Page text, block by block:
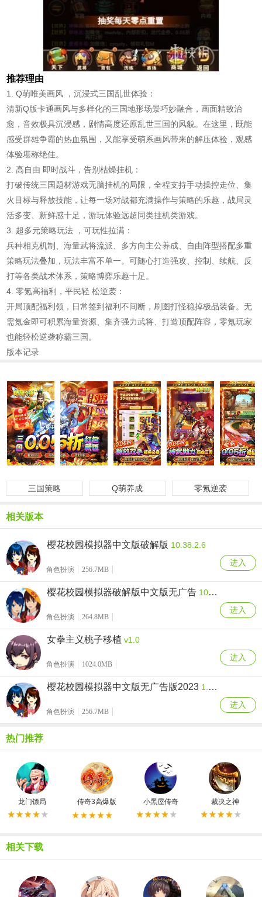
推荐理由
1. Q萌唯美画风 ，沉浸式三国乱世体验：
清新Q版卡通画风与多样化的三国地形场景巧妙融合，画面精致治
愈，音效极具沉浸感，剧情高度还原乱世三国的风貌。在这里，既能
感受群雄争霸的热血氛围，又能享受萌系画风带来的解压体验，观感
体验堪称绝佳。
2. 高自由 即时战斗，告别枯燥挂机：
打破传统三国题材游戏无脑挂机的局限，全程支持手动操控走位、集
火目标与释放技能，让每一场对战都充满操作与策略的乐趣，战局灵
活多变、新鲜感十足，游玩体验远超同类挂机类游戏。
3. 超多元策略玩法 ，可玩性拉满：
兵种相克机制、海量武将流派、多方向主公养成、自由阵型搭配多重
策略玩法叠加，玩法丰富不单一。可随心打造强攻、控制、续航、反
打等各类战术体系，策略博弈乐趣十足。
4. 零氪高福利，平民轻 松逆袭：
开局顶配福利领，日常签到福利不间断，刷图打怪稳掉极品装备。无
需氪金即可积累海量资源、集齐强力武将、打造顶配阵容，零氪玩家
也能轻松逆袭称霸三国。
版本记录
三国策略 Q萌养成 零氪逆袭
相关版本
樱花校园模拟器中文版破解版 10.38.2.6
角色扮演 256.7MB
进入
樱花校园模拟器破解版中文版无广告 10.38.2.6
角色扮演 264.8MB
进入
女拳主义桃子移植 v1.0
角色扮演 1024.0MB
进入
樱花校园模拟器中文版无广告版2023 1.039.55
角色扮演 256.7MB
进入
热门推荐
龙门镖局 传奇3高爆版 小黑屋传奇 裁决之神
相关下载